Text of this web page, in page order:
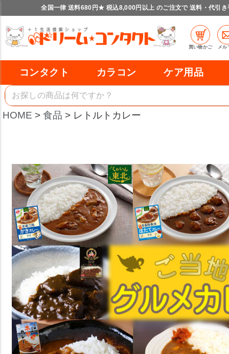
全国一律 送料680円★ 税込8,000円以上 のご注文で 送料・代引き
買い物かご メル
コンタクト カラコン ケア用品
HOME 食品 レトルトカレー